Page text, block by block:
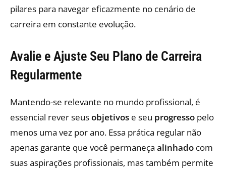
pilares para navegar eficazmente no cenário de
carreira em constante evolução.
Avalie e Ajuste Seu Plano de Carreira
Regularmente
Mantendo-se relevante no mundo profissional, é
essencial rever seusobjetivos e seu progresso pelo
menos uma vez por ano. Essa prática regular não
apenas garante que você permaneça alinhado com
suas aspirações profissionais, mas também permite